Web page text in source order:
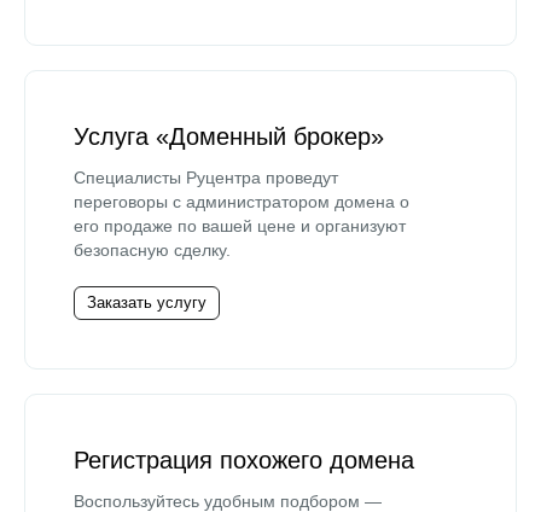
Услуга «Доменный брокер»
Специалисты Руцентра проведут
переговоры с администратором домена о
его продаже по вашей цене и организуют
безопасную сделку.
Заказать услугу
Регистрация похожего домена
Воспользуйтесь удобным подбором —